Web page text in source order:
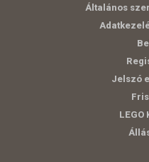
Általános
Jelszó
LEGO